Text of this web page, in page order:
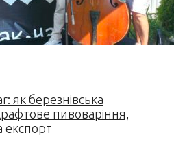
як березнівська
пивоваріння,
експорт